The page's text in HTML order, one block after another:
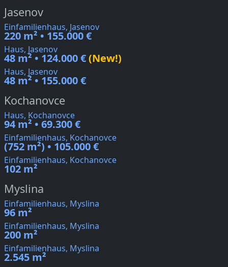
Jasenov
Einfamilienhaus, Jasenov
220 m² • 155.000 €
Haus, Jasenov
48 m² • 124.000 €(New!)
Haus, Jasenov
48 m² • 155.000 €
Kochanovce
Haus, Kochanovce
94 m² • 69.300 €
Einfamilienhaus, Kochanovce
(752 m²) • 105.000 €
Einfamilienhaus, Kochanovce
102 m²
Myslina
Einfamilienhaus, Myslina
96 m²
Einfamilienhaus, Myslina
200 m²
Einfamilienhaus, Myslina
2.545 m²